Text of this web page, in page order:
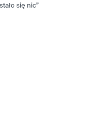
się nic”